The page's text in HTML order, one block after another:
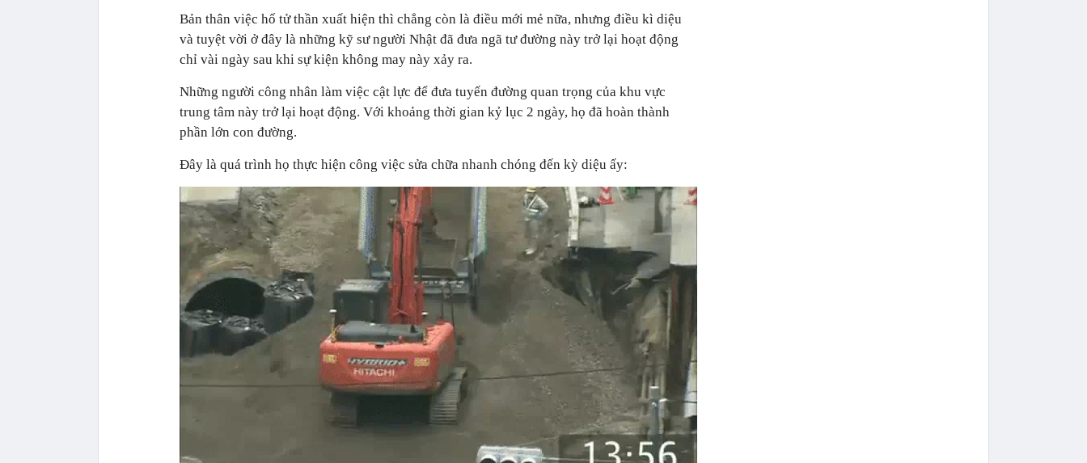
Bản thân việc hố tử thần xuất hiện thì chẳng còn là điều mới mẻ nữa, nhưng điều kì diệu
và tuyệt vời ở đây là những kỹ sư người Nhật đã đưa ngã tư đường này trở lại hoạt động
chỉ vài ngày sau khi sự kiện không may này xảy ra.
Những người công nhân làm việc cật lực để đưa tuyến đường quan trọng của khu vực
trung tâm này trở lại hoạt động. Với khoảng thời gian kỷ lục 2 ngày, họ đã hoàn thành
phần lớn con đường.
Đây là quá trình họ thực hiện công việc sửa chữa nhanh chóng đến kỳ diệu ấy: